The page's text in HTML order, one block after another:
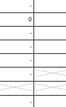
-
0
-
-
-
-
-